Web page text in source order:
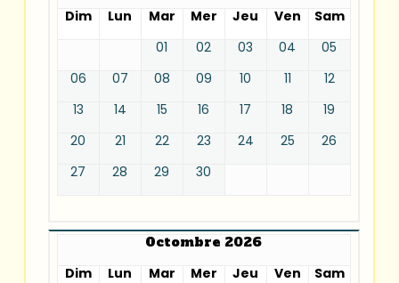
Dim
Lun Mar Mer Jeu Ven
Sam
01
02 03 04
05
06
07 08 09 10 11
12
13
14 15 16 17 18
19
20
21 22 23 24 25
26
27
28 29 30
Octombre 2026
Dim
Lun Mar Mer Jeu Ven
Sam